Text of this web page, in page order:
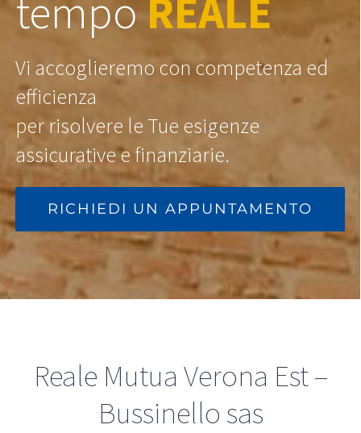
tempoREALE
Vi accoglieremo con competenza ed
efficienza
per risolvere le Tue esigenze
assicurative e finanziarie.
RICHIEDI UN APPUNTAMENTO
Reale Mutua Verona Est –
Bussinello sas